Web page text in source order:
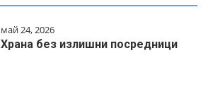
май 24, 2026
Храна без излишни посредници